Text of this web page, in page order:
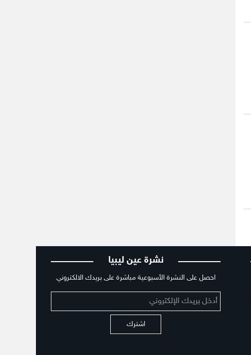
نشرة عين ليبيا
احصل على النشرة الأسبوعية مباشرة على بريدك الالكتروني
اشترك